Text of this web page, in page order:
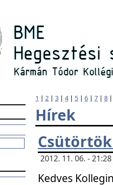
1 | 2 | 3 | 4| 5 | 6 | 7 | 8
Hírek
2012. 11. 06. -
Kedves